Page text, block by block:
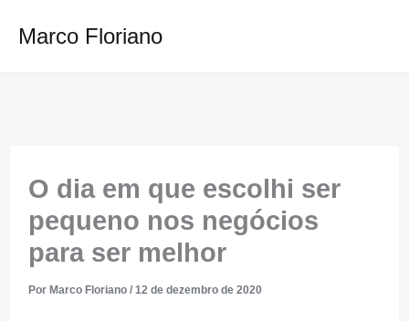
paraMarco Floriano
O dia em que escolhi ser
pequeno nos negócios
para ser melhor
Por Marco Floriano / 12 de dezembro de 2020